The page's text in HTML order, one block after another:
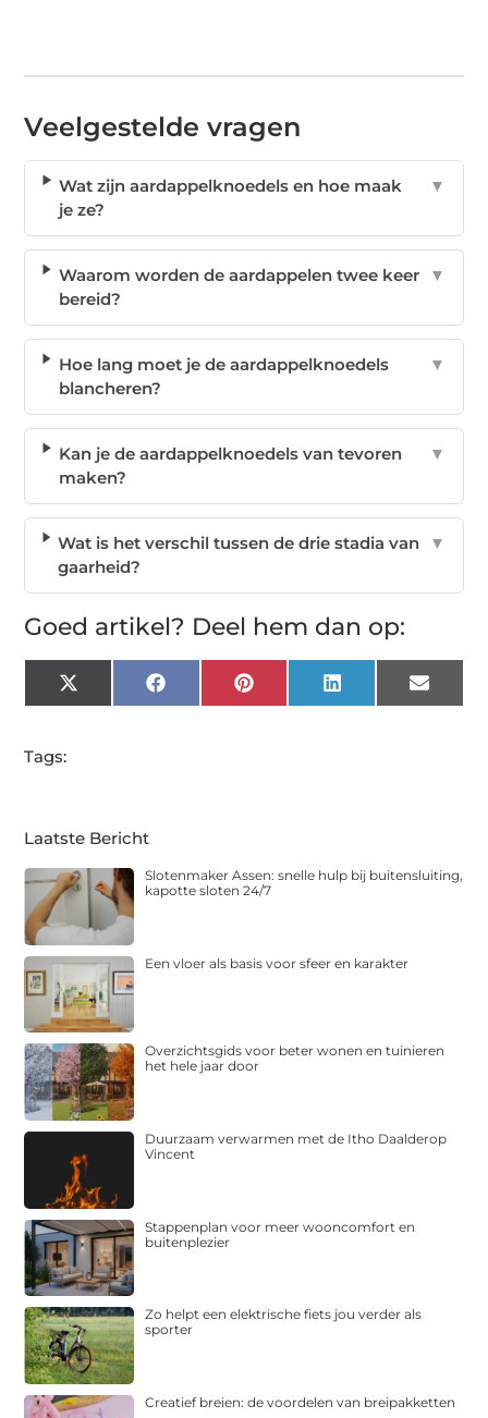
Veelgestelde vragen
Wat zijn aardappelknoedels en hoe maak
je ze?
▼
Waarom worden de aardappelen twee keer
bereid?
▼
Hoe lang moet je de aardappelknoedels
blancheren?
▼
Kan je de aardappelknoedels van tevoren
maken?
▼
Wat is het verschil tussen de drie stadia van
gaarheid?
▼
Goed artikel? Deel hem dan op:
X
(Twitter)
FacebookPinterest LinkedIn Email
Tags:
Laatste Bericht
Slotenmaker Assen: snelle hulp bij buitensluiting,
kapotte sloten 24/7
Een vloer als basis voor sfeer en karakter
Overzichtsgids voor beter wonen en tuinieren
het hele jaar door
Duurzaam verwarmen met de Itho Daalderop
Vincent
Stappenplan voor meer wooncomfort en
buitenplezier
Zo helpt een elektrische fiets jou verder als
sporter
Creatief breien: de voordelen van breipakketten